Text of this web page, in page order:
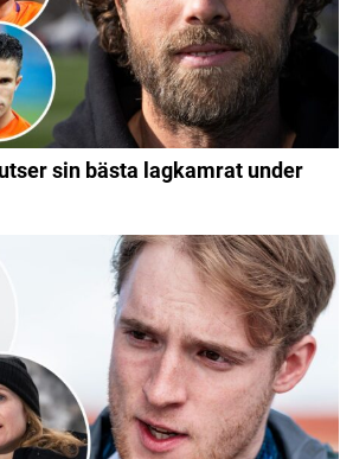
sin bästa lagkamrat under